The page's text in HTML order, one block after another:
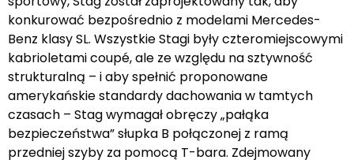
konkurować bezpośrednio z modelami Mercedes-
Benz klasy SL. Wszystkie Stagi były czteromiejscowymi
kabrioletami coupé, ale ze względu na sztywność
strukturalną – i aby spełnić proponowane
amerykańskie standardy dachowania w tamtych
czasach – Stag wymagał obręczy „pałąka
bezpieczeństwa” słupka B połączonej z ramą
przedniej szyby za pomocą T-bara. Zdejmowany